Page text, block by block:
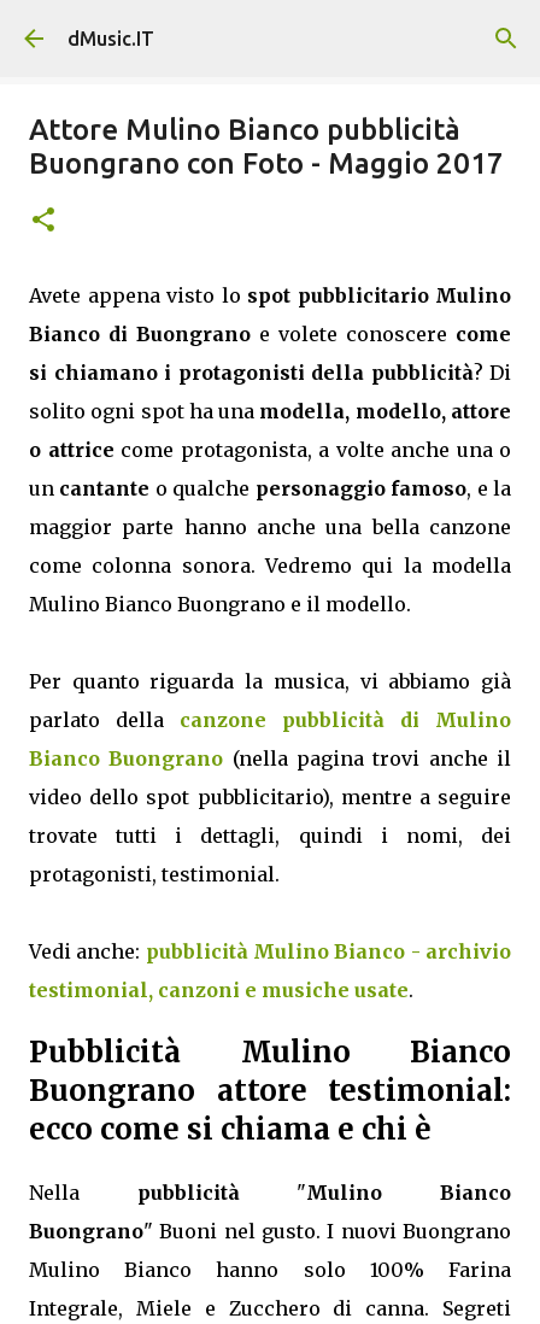
Passa ai contenuti principali
dMusic.IT
Attore Mulino Bianco pubblicità
Buongrano con Foto - Maggio 2017
Avete appena visto lo spot pubblicitario Mulino
Bianco di Buongrano e volete conoscere come
si chiamano i protagonisti della pubblicità? Di
solito ogni spot ha una modella, modello, attore
o attrice come protagonista, a volte anche una o
un cantante o qualche personaggio famoso, e la
maggior parte hanno anche una bella canzone
come colonna sonora. Vedremo qui la modella
Mulino Bianco Buongrano e il modello.
Per quanto riguarda la musica, vi abbiamo già
parlato della canzone pubblicità di Mulino
Bianco Buongrano (nella pagina trovi anche il
video dello spot pubblicitario), mentre a seguire
trovate tutti i dettagli, quindi i nomi, dei
protagonisti, testimonial.
Vedi anche: pubblicità Mulino Bianco - archivio
testimonial, canzoni e musiche usate.
Pubblicità Mulino Bianco
Buongrano attore testimonial:
ecco come si chiama e chi è
Nella pubblicità "Mulino Bianco
Buongrano" Buoni nel gusto. I nuovi Buongrano
Mulino Bianco hanno solo 100% Farina
Integrale, Miele e Zucchero di canna. Segreti